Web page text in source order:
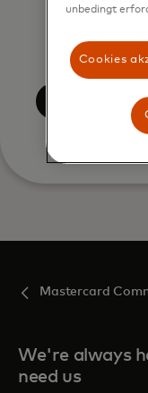
By
to the
Mastercard
We're always
need us
unbedingt
Cookies